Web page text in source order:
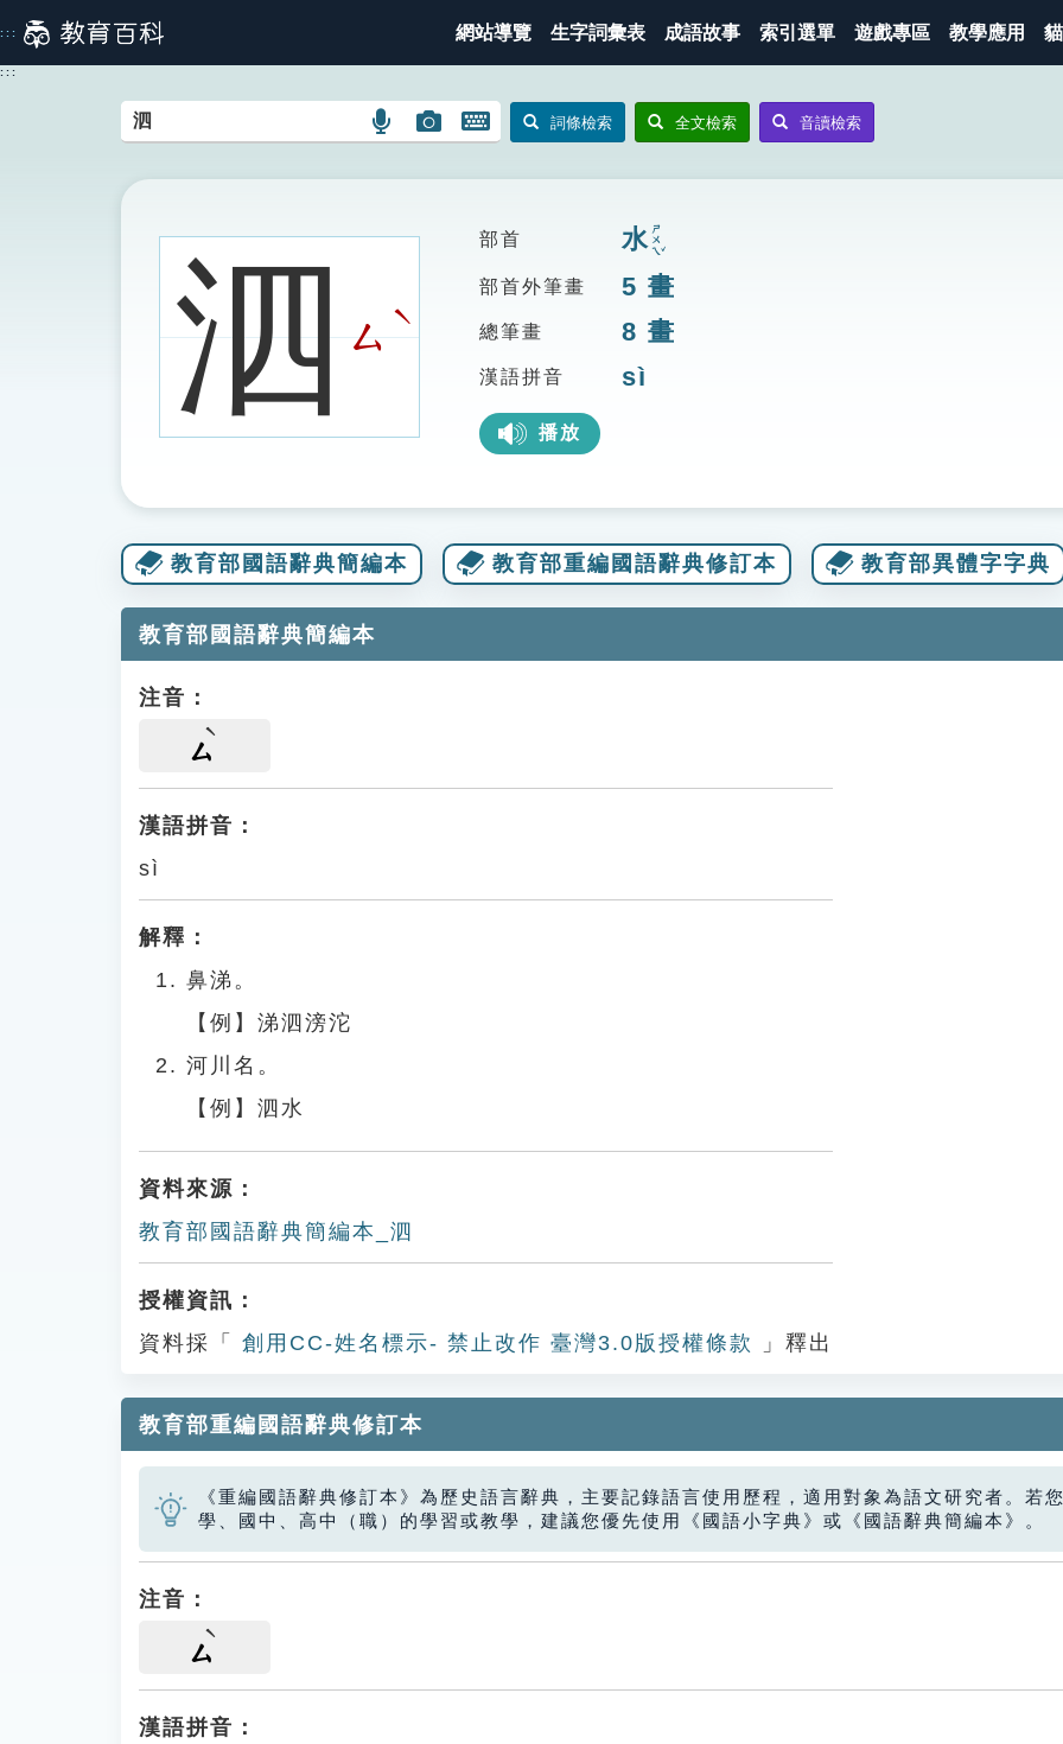
到
主
::: 網站導覽 生字詞彙表 成語故事 索引選單 遊戲專區 教學應用
:::
語
搜
圖
圖
搜
開
鍵
圖
詞條檢索 全文檢索 音讀檢索
泗ㄙ
ˋ
部首 水ㄕㄨㄟˇ
部首外筆畫 5 畫
總筆畫 8 畫
漢語拼音 sì
播放
教育部國語辭典簡編本 教育部重編國語辭典修訂本 教育部異體字字典
教育部國語辭典簡編本
注音：
ㄙ
漢語拼音：
sì
解釋：
鼻涕。
【例】涕泗滂沱
河川名。
【例】泗水
資料來源：
教育部國語辭典簡編本_泗
授權資訊：
資料採「
創用CC-姓名標示- 禁止改作 臺灣3.0版授權條款 」釋出
教育部重編國語辭典修訂本
《重編國語辭典修訂本》為歷史語言辭典，主要記錄語言使用歷程，適用對象為語文研究者。若
學、國中、高中（職）的學習或教學，建議您優先使用《國語小字典》或《國語辭典簡編本》。
注音：
ㄙ
漢語拼音：